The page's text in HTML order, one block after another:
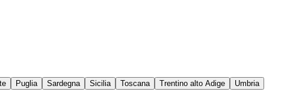
Puglia Sardegna Sicilia Toscana Trentino alto Adige
Umbria